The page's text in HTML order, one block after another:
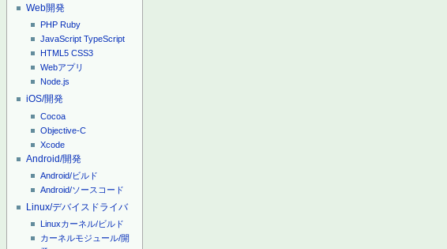
Web開発
PHP Ruby
JavaScript TypeScript
HTML5 CSS3
Webアプリ
Node.js
iOS/開発
Cocoa
Objective-C
Xcode
Android/開発
Android/ビルド
Android/ソースコード
Linux/デバイスドライバ
Linuxカーネル/ビルド
カーネルモジュール/開